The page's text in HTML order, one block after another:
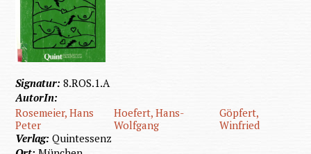
Signatur:8.ROS.1.A
AutorIn:
Rosemeier, Hans
Peter
Hoefert, Hans-
Wolfgang
Göpfert,
Winfried
Verlag:Quintessenz